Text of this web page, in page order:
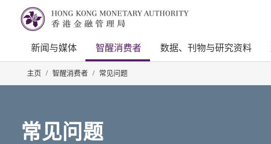
新闻与媒体 智醒消费者 数据、刊物与研究资料
主页 / 智醒消费者 / 常见问题
常见问题